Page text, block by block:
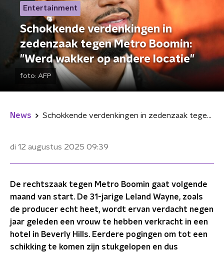
Entertainment
Schokkende verdenkingen in
zedenzaak tegen Metro Boomin:
"Werd wakker op andere locatie"
foto: AFP
News Schokkende verdenkingen in zedenzaak tegen Metro Boomin: "Werd wakker op andere locatie"
di 12 augustus 2025 09:39
De rechtszaak tegen Metro Boomin gaat volgende
maand van start. De 31-jarige Leland Wayne, zoals
de producer echt heet, wordt ervan verdacht negen
jaar geleden een vrouw te hebben verkracht in een
hotel in Beverly Hills. Eerdere pogingen om tot een
schikking te komen zijn stukgelopen en dus